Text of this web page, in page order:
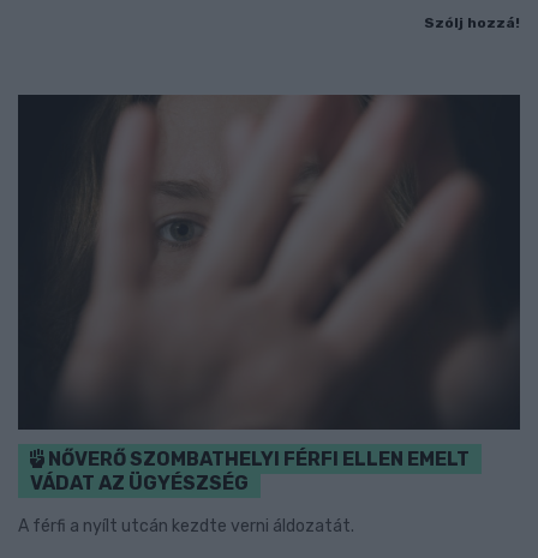
Szólj hozzá!
NŐVERŐ SZOMBATHELYI FÉRFI ELLEN EMELT
VÁDAT AZ ÜGYÉSZSÉG
A férfi a nyílt utcán kezdte verni áldozatát.